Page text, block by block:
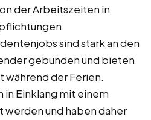
der Arbeitszeiten in
sind stark an den
gebunden und bieten
der Ferien.
in Einklang mit einem
und haben daher